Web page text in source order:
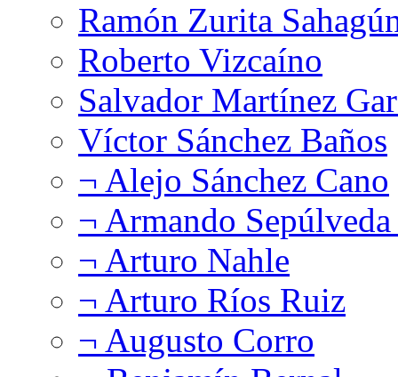
Ramón Zurita
Roberto Vizcaíno
Salvador Martínez
Víctor Sánchez Baños
¬ Alejo Sánchez Cano
¬ Armando
¬ Arturo Nahle
¬ Arturo Ríos Ruiz
¬ Augusto Corro